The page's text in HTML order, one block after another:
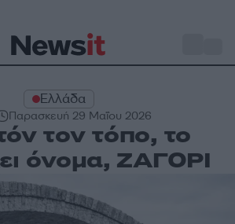
Ελλάδα
Παρασκευή 29 Μαΐου 2026
τον τόπο, το
όνομα, ΖΑΓΟΡΙ